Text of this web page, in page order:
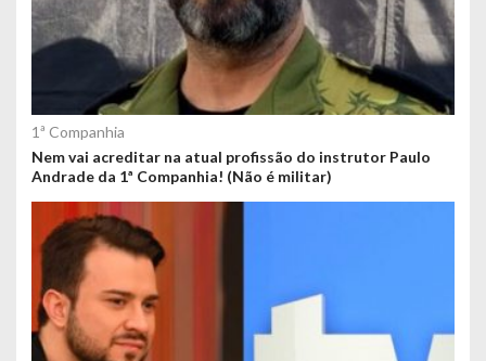
1ª Companhia
Nem vai acreditar na atual profissão do instrutor Paulo
Andrade da 1ª Companhia! (Não é militar)